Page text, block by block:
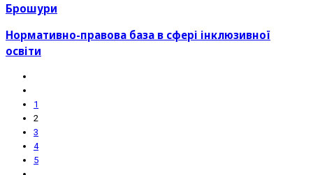
Брошури
Нормативно-правова база в сфері інклюзивної
освіти
1
2
3
4
5